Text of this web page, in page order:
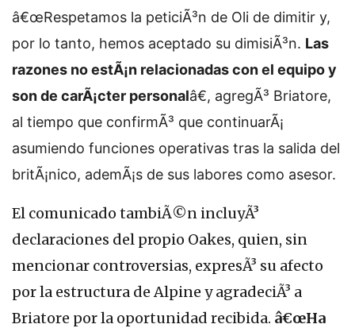
â€œRespetamos la peticiÃ³n de Oli de dimitir y,
por lo tanto, hemos aceptado su dimisiÃ³n. Las
razones no estÃ¡n relacionadas con el equipo y
son de carÃ¡cter personalâ€, agregÃ³ Briatore,
al tiempo que confirmÃ³ que continuarÃ¡
asumiendo funciones operativas tras la salida del
britÃ¡nico, ademÃ¡s de sus labores como asesor.
El comunicado tambiÃ©n incluyÃ³
declaraciones del propio Oakes, quien, sin
mencionar controversias, expresÃ³ su afecto
por la estructura de Alpine y agradeciÃ³ a
Briatore por la oportunidad recibida. â€œHa